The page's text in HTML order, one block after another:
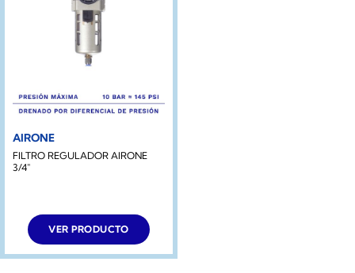
AIRONE
FILTRO REGULADOR AIRONE
3/4″
VER PRODUCTO